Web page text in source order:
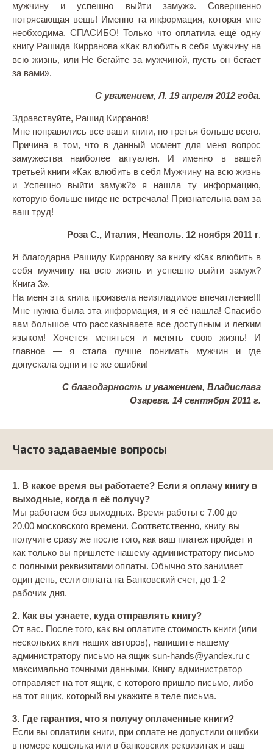
мужчину и успешно выйти замуж». Совершенно
потрясающая вещь! Именно та информация, которая мне
необходима. СПАСИБО! Только что оплатила ещё одну
книгу Рашида Кирранова «Как влюбить в себя мужчину на
всю жизнь, или Не бегайте за мужчиной, пусть он бегает
за вами».
С уважением, Л. 19 апреля 2012 года.
Здравствуйте, Рашид Кирранов!
Мне понравились все ваши книги, но третья больше всего.
Причина в том, что в данный момент для меня вопрос
замужества наиболее актуален. И именно в вашей
третьей книги «Как влюбить в себя Мужчину на всю жизнь
и Успешно выйти замуж?» я нашла ту информацию,
которую больше нигде не встречала! Признательна вам за
ваш труд!
Роза С., Италия, Неаполь. 12 ноября 2011 г.
Я благодарна Рашиду Кирранову за книгу «Как влюбить в
себя мужчину на всю жизнь и успешно выйти замуж?
Книга 3».
На меня эта книга произвела неизгладимое впечатление!!!
Мне нужна была эта информация, и я её нашла! Спасибо
вам большое что рассказываете все доступным и легким
языком! Хочется меняться и менять свою жизнь! И
главное — я стала лучше понимать мужчин и где
допускала одни и те же ошибки!
С благодарность и уважением, Владислава
Озарева. 14 сентября 2011 г.
Часто задаваемые вопросы
1. В какое время вы работаете? Если я оплачу книгу в
выходные, когда я её получу?
Мы работаем без выходных. Время работы с 7.00 до
20.00 московского времени. Соответственно, книгу вы
получите сразу же после того, как ваш платеж пройдет и
как только вы пришлете нашему администратору письмо
с полными реквизитами оплаты. Обычно это занимает
один день, если оплата на Банковский счет, до 1-2
рабочих дня.
2. Как вы узнаете, куда отправлять книгу?
От вас. После того, как вы оплатите стоимость книги (или
нескольких книг наших авторов), напишите нашему
администратору письмо на ящик sun-hands@yandex.ru с
максимально точными данными. Книгу администратор
отправляет на тот ящик, с которого пришло письмо, либо
на тот ящик, который вы укажите в теле письма.
3. Где гарантия, что я получу оплаченные книги?
Если вы оплатили книги, при оплате не допустили ошибки
в номере кошелька или в банковских реквизитах и ваш